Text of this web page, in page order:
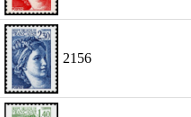
2156